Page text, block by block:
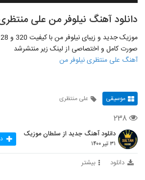
دانلود آهنگ نیلوفر من علی
صورت کامل و اختصاصی از لینک زیر منتشرشد
آهنگ علی منتظری نیلوفر من
موسیقی علی منتظری
۲۳۸
دانلود آهنگ جدید از سلطان موزیک
۳۱ تیر ۱۴۰۰
دانلود بیشتر